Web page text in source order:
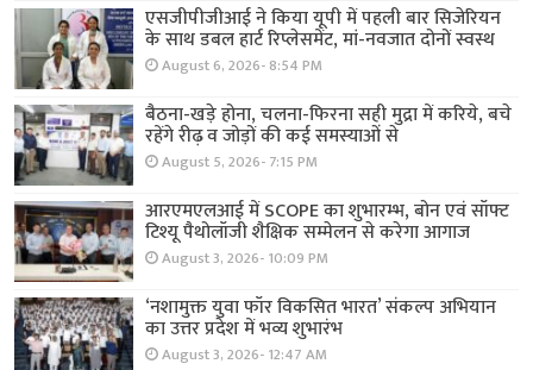
एसजीपीजीआई ने किया यूपी में पहली बार सिजेरियन
के साथ डबल हार्ट रिप्लेसमेंट, मां-नवजात दोनों स्वस्थ
August 6, 2026- 8:54 PM
बैठना-खड़े होना, चलना-फिरना सही मुद्रा में करिये, बचे
रहेंगे रीढ़ व जोड़ों की कई समस्याओं से
August 5, 2026- 7:15 PM
आरएमएलआई में SCOPE का शुभारम्भ, बोन एवं सॉफ्ट
टिश्यू पैथोलॉजी शैक्षिक सम्मेलन से करेगा आगाज
August 3, 2026- 10:09 PM
‘नशामुक्त युवा फॉर विकसित भारत’ संकल्प अभियान
का उत्तर प्रदेश में भव्य शुभारंभ
August 3, 2026- 12:47 AM